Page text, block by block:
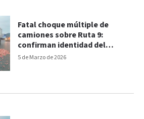
5 de Marzo de 2026
Fatal choque múltiple de
camiones sobre Ruta 9:
confirman identidad del
fallecido y otros detalles